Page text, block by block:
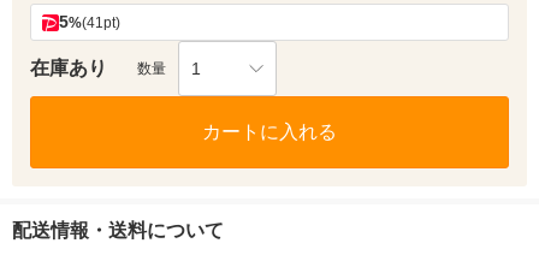
5%(41pt)
在庫あり 数量 1
カートに入れる
配送情報・送料について